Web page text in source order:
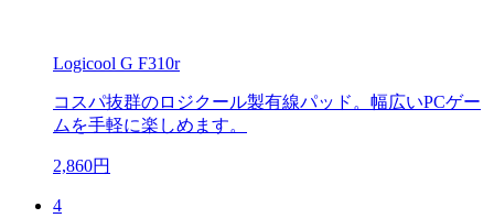
Logicool G F310r
コスパ抜群のロジクール製有線パッド。幅広いPCゲー
ムを手軽に楽しめます。
2,860円
4